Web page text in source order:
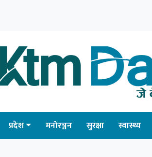
प्रदेश मनोरञ्जन सुरक्षा स्वास्थ्य